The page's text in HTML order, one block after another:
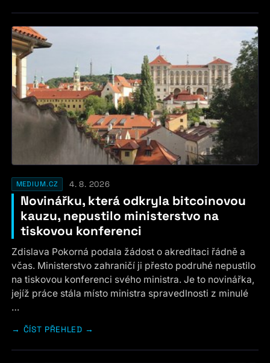
MEDIUM.CZ 4. 8. 2026
Novinářku, která odkryla bitcoinovou
kauzu, nepustilo ministerstvo na
tiskovou konferenci
Zdislava Pokorná podala žádost o akreditaci řádně a
včas. Ministerstvo zahraničí ji přesto podruhé nepustilo
na tiskovou konferenci svého ministra. Je to novinářka,
jejíž práce stála místo ministra spravedlnosti z minulé
…
ČÍST PŘEHLED →